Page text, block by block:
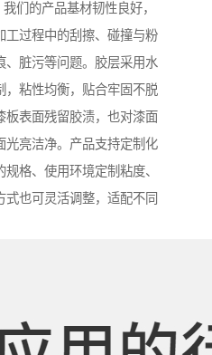
们的产品基材韧性良好，
工过程中的刮擦、碰撞与粉
、脏污等问题。胶层采用水
，粘性均衡，贴合牢固不脱
板表面残留胶渍，也对漆面
光亮洁净。产品支持定制化
格、使用环境定制粘度、
也可灵活调整，适配不同